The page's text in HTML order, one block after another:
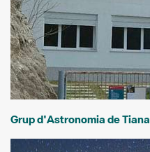
Grup d'Astronomia de Tiana